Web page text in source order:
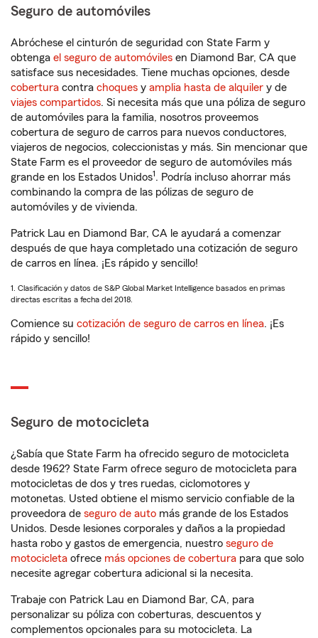
Seguro de automóviles
Abróchese el cinturón de seguridad con State Farm y
obtenga el seguro de automóviles en Diamond Bar, CA que
satisface sus necesidades. Tiene muchas opciones, desde
cobertura contra choques y amplia hasta de alquiler y de
viajes compartidos. Si necesita más que una póliza de seguro
de automóviles para la familia, nosotros proveemos
cobertura de seguro de carros para nuevos conductores,
viajeros de negocios, coleccionistas y más. Sin mencionar que
State Farm es el proveedor de seguro de automóviles más
grande en los Estados Unidos1. Podría incluso ahorrar más
combinando la compra de las pólizas de seguro de
automóviles y de vivienda.
Patrick Lau en Diamond Bar, CA le ayudará a comenzar
después de que haya completado una cotización de seguro
de carros en línea. ¡Es rápido y sencillo!
1. Clasificación y datos de S&P Global Market Intelligence basados en primas
directas escritas a fecha del 2018.
Comience su cotización de seguro de carros en línea. ¡Es
rápido y sencillo!
Seguro de motocicleta
¿Sabía que State Farm ha ofrecido seguro de motocicleta
desde 1962? State Farm ofrece seguro de motocicleta para
motocicletas de dos y tres ruedas, ciclomotores y
motonetas. Usted obtiene el mismo servicio confiable de la
proveedora de seguro de auto más grande de los Estados
Unidos. Desde lesiones corporales y daños a la propiedad
hasta robo y gastos de emergencia, nuestro seguro de
motocicleta ofrece más opciones de cobertura para que solo
necesite agregar cobertura adicional si la necesita.
Trabaje con Patrick Lau en Diamond Bar, CA, para
personalizar su póliza con coberturas, descuentos y
complementos opcionales para su motocicleta. La